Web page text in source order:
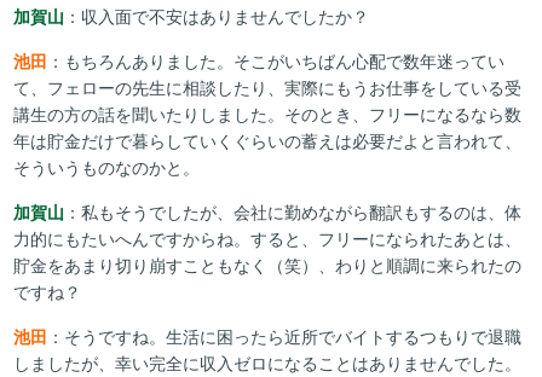
加賀山 ：収入面で不安はありませんでしたか？
池田 ：もちろんありました。そこがいちばん心配で数年迷ってい
て、フェローの先生に相談したり、実際にもうお仕事をしている受
講生の方の話を聞いたりしました。そのとき、フリーになるなら数
年は貯金だけで暮らしていくぐらいの蓄えは必要だよと言われて、
そういうものなのかと。
加賀山 ：私もそうでしたが、会社に勤めながら翻訳もするのは、体
力的にもたいへんですからね。すると、フリーになられたあとは、
貯金をあまり切り崩すこともなく（笑）、わりと順調に来られたの
ですね？
池田 ：そうですね。生活に困ったら近所でバイトするつもりで退職
しましたが、幸い完全に収入ゼロになることはありませんでした。